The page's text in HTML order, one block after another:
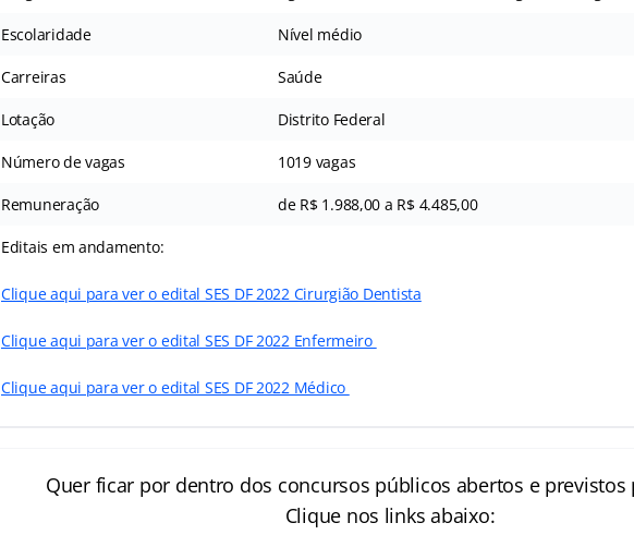
Escolaridade Nível médio
Carreiras Saúde
Lotação Distrito Federal
Número de vagas 1019 vagas
Remuneração de R$ 1.988,00 a R$ 4.485,00
Editais em andamento:
Clique aqui para ver o edital SES DF 2022 Cirurgião Dentista
Clique aqui para ver o edital SES DF 2022 Enfermeiro
Clique aqui para ver o edital SES DF 2022 Médico
Quer ficar por dentro dos concursos públicos abertos e previstos
Clique nos links abaixo: